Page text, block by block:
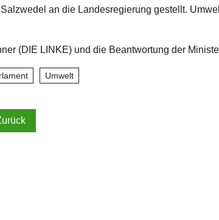
an die Landesregierung gestellt.
(DIE LINKE) und die Beantwortung der
Umwelt